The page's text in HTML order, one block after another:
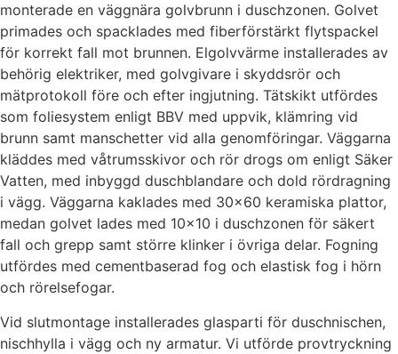
monterade en väggnära golvbrunn i duschzonen. Golvet
primades och spacklades med fiberförstärkt flytspackel
för korrekt fall mot brunnen. Elgolvvärme installerades av
behörig elektriker, med golvgivare i skyddsrör och
mätprotokoll före och efter ingjutning. Tätskikt utfördes
som foliesystem enligt BBV med uppvik, klämring vid
brunn samt manschetter vid alla genomföringar. Väggarna
kläddes med våtrumsskivor och rör drogs om enligt Säker
Vatten, med inbyggd duschblandare och dold rördragning
i vägg. Väggarna kaklades med 30×60 keramiska plattor,
medan golvet lades med 10×10 i duschzonen för säkert
fall och grepp samt större klinker i övriga delar. Fogning
utfördes med cementbaserad fog och elastisk fog i hörn
och rörelsefogar.
Vid slutmontage installerades glasparti för duschnischen,
nischhylla i vägg och ny armatur. Vi utförde provtryckning